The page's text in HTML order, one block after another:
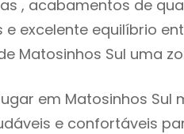
, acabamentos de
excelente equilíbrio
Matosinhos Sul uma
em Matosinhos Sul
e confortáveis